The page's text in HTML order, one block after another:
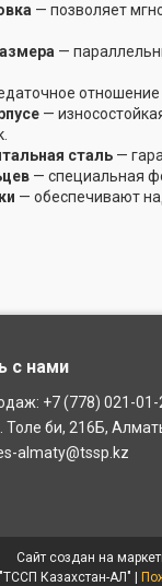
— позволяет
—
отношение
—
сталь—
— специальная
— обеспечивают
с нами
+7 (778) 021-01-
Толе би, 216Б,
almaty@tssp.kz
Сайт создан на